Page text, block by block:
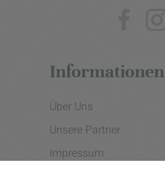
Informationen
Über Uns
Unsere Partner
Impressum